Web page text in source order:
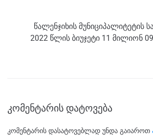
წალენჯიხის მუნიციპალიტეტის
2022 წლის ბიუჯეტი 11 მილიონ
კომენტარის დატოვება
კომენტარის დასატოვებლად უნდა გაიაროთ